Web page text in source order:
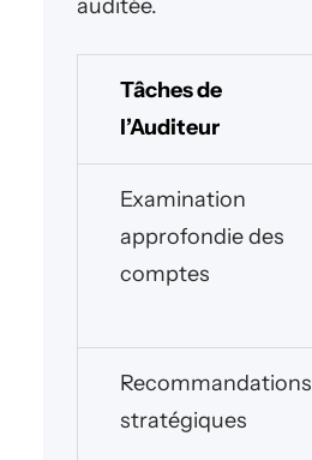
auditée.
Tâches de
l’Auditeur
Examination
approfondie des
comptes
Recommandations
stratégiques